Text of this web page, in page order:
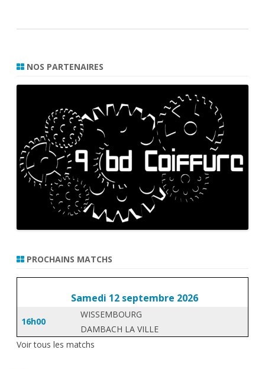
NOS PARTENAIRES
PROCHAINS MATCHS
Samedi 12 septembre 2026
16h00
WISSEMBOURG
DAMBACH LA VILLE
Voir tous les matchs